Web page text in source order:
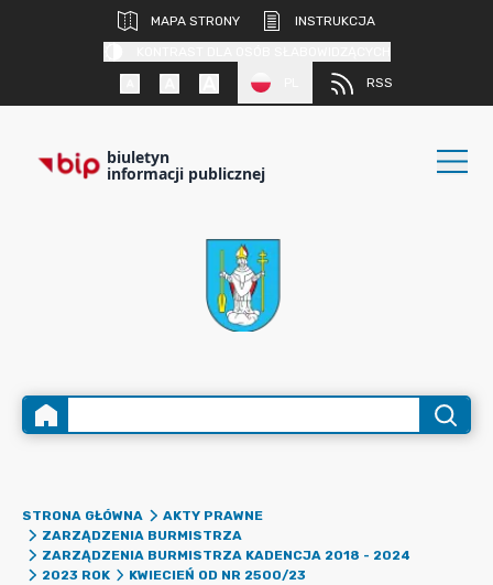
MAPA STRONY
INSTRUKCJA
RSS
biuletyn
informacji publicznej
STRONA GŁÓWNA
AKTY PRAWNE
ZARZĄDZENIA BURMISTRZA
ZARZĄDZENIA BURMISTRZA KADENCJA 2018 - 2024
2023 ROK
KWIECIEŃ OD NR 2500/23